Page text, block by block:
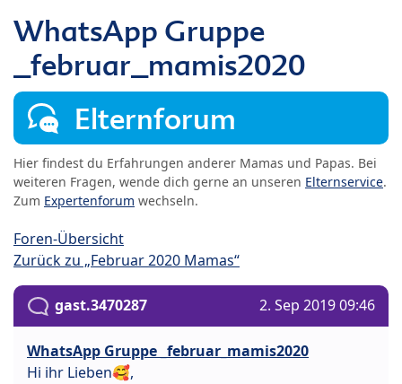
WhatsApp Gruppe
_februar_mamis2020
Elternforum
Hier findest du Erfahrungen anderer Mamas und Papas. Bei
weiteren Fragen, wende dich gerne an unseren Elternservice.
Zum Expertenforum wechseln.
Foren-Übersicht
Zurück zu „Februar 2020 Mamas“
gast.3470287 2. Sep 2019 09:46
WhatsApp Gruppe _februar_mamis2020
Hi ihr Lieben🥰,